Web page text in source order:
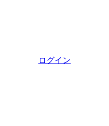
ログイン